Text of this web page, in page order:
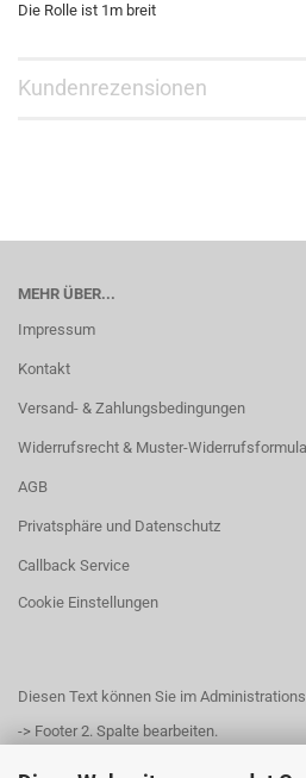
Die Rolle ist 1m breit
Kundenrezensionen
MEHR ÜBER...
Impressum
Kontakt
Versand- & Zahlungsbedingungen
Widerrufsrecht & Muster-
AGB
Privatsphäre und Datenschutz
Callback Service
Cookie Einstellungen
Diesen Text können Sie im
-> Footer 2. Spalte bearbeiten.